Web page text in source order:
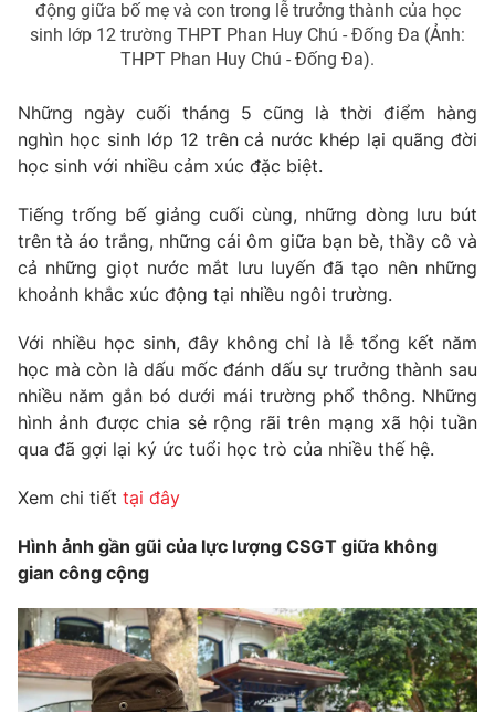
động giữa bố mẹ và con trong lễ trưởng thành của học
sinh lớp 12 trường THPT Phan Huy Chú - Đống Đa (Ảnh:
THPT Phan Huy Chú - Đống Đa).
Những ngày cuối tháng 5 cũng là thời điểm hàng
nghìn học sinh lớp 12 trên cả nước khép lại quãng đời
học sinh với nhiều cảm xúc đặc biệt.
Tiếng trống bế giảng cuối cùng, những dòng lưu bút
trên tà áo trắng, những cái ôm giữa bạn bè, thầy cô và
cả những giọt nước mắt lưu luyến đã tạo nên những
khoảnh khắc xúc động tại nhiều ngôi trường.
Với nhiều học sinh, đây không chỉ là lễ tổng kết năm
học mà còn là dấu mốc đánh dấu sự trưởng thành sau
nhiều năm gắn bó dưới mái trường phổ thông. Những
hình ảnh được chia sẻ rộng rãi trên mạng xã hội tuần
qua đã gợi lại ký ức tuổi học trò của nhiều thế hệ.
Xem chi tiết tại đây
Hình ảnh gần gũi của lực lượng CSGT giữa không
gian công cộng